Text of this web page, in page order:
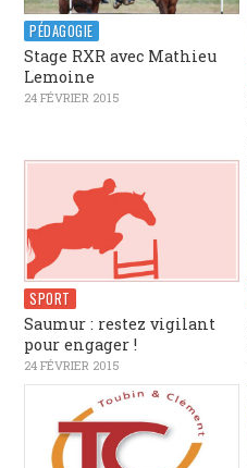
PÉDAGOGIE
Stage RXR avec Mathieu
Lemoine
24 FÉVRIER 2015
SPORT
Saumur : restez vigilant
pour engager !
24 FÉVRIER 2015